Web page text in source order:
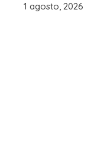
1 agosto, 2026